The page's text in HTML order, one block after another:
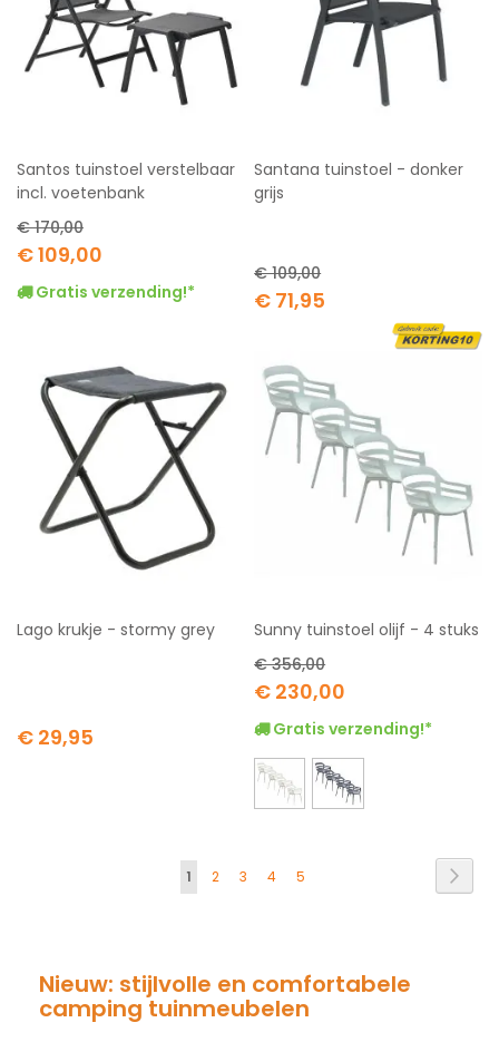
Santos tuinstoel verstelbaar
incl. voetenbank
Special
Price
€ 109,00
€ 170,00
Gratis verzending!*
Santana tuinstoel - donker
grijs
Special
Price
€ 71,95
€ 109,00
Lago krukje - stormy grey
€ 29,95
Sunny tuinstoel olijf - 4 stuks
Special
Price
€ 230,00
€ 356,00
Gratis verzending!*
Pagina
U
pagina
1 Pagina
2 Pagina
3 Pagina
4 Pagina
5
Nieuw: stijlvolle en comfortabele
camping tuinmeubelen